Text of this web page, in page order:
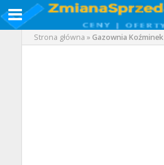
Strona główna »Gazownia Koźminek